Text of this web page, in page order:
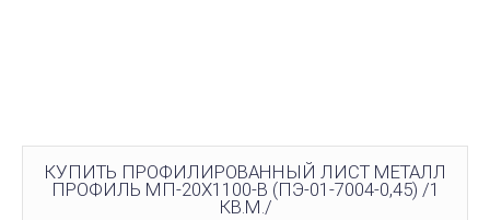
КУПИТЬ ПРОФИЛИРОВАННЫЙ ЛИСТ МЕТАЛЛ
ПРОФИЛЬ МП-20Х1100-B (ПЭ-01-7004-0,45) /1
КВ.М./